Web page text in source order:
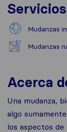
Servicios
Mudanzas
Mudanzas
Acerca
Una mudanza,
algo
los aspectos